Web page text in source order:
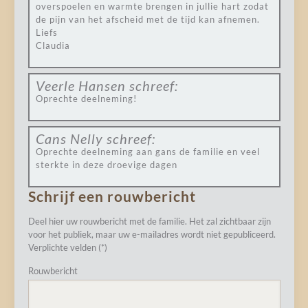
overspoelen en warmte brengen in jullie hart zodat
de pijn van het afscheid met de tijd kan afnemen.
Liefs
Claudia
Veerle Hansen schreef:
Oprechte deelneming!
Cans Nelly schreef:
Oprechte deelneming aan gans de familie en veel
sterkte in deze droevige dagen
Schrijf een rouwbericht
Deel hier uw rouwbericht met de familie. Het zal zichtbaar zijn
voor het publiek, maar uw e-mailadres wordt niet gepubliceerd.
Verplichte velden (*)
Rouwbericht